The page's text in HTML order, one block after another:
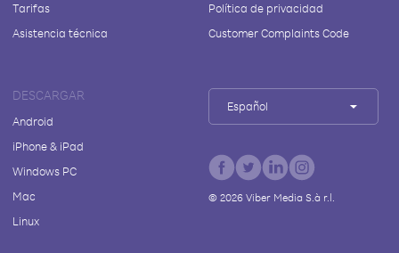
Tarifas
Asistencia técnica
Política de privacidad
Customer Complaints Code
DESCARGAR
Android
iPhone & iPad
Windows PC
Mac
Linux
Español
© 2026Viber Media S.à r.l.